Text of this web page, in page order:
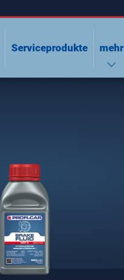
Serviceprodukte mehr